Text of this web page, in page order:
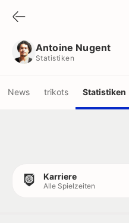
Antoine Nugent
Statistiken
News trikots Statistiken
Karriere
Alle Spielzeiten